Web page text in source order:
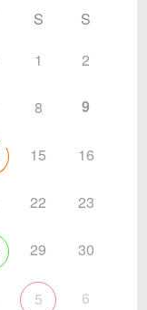
S
S
1 2
8 9
15 16
22 23
29 30
5 6